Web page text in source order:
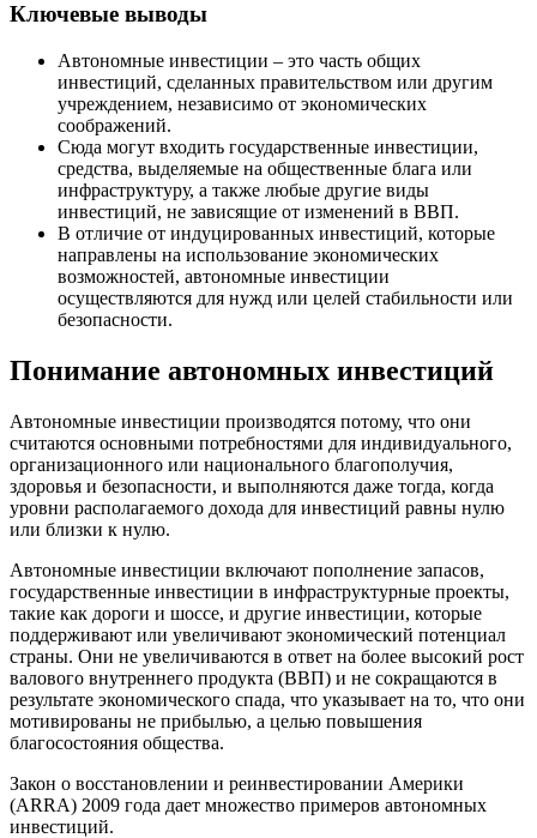
Ключевые выводы
Автономные инвестиции – это часть общих
инвестиций, сделанных правительством или другим
учреждением, независимо от экономических
соображений.
Сюда могут входить государственные инвестиции,
средства, выделяемые на общественные блага или
инфраструктуру, а также любые другие виды
инвестиций, не зависящие от изменений в ВВП.
В отличие от индуцированных инвестиций, которые
направлены на использование экономических
возможностей, автономные инвестиции
осуществляются для нужд или целей стабильности или
безопасности.
Понимание автономных инвестиций
Автономные инвестиции производятся потому, что они
считаются основными потребностями для индивидуального,
организационного или национального благополучия,
здоровья и безопасности, и выполняются даже тогда, когда
уровни располагаемого дохода для инвестиций равны нулю
или близки к нулю.
Автономные инвестиции включают пополнение запасов,
государственные инвестиции в инфраструктурные проекты,
такие как дороги и шоссе, и другие инвестиции, которые
поддерживают или увеличивают экономический потенциал
страны. Они не увеличиваются в ответ на более высокий рост
валового внутреннего продукта (ВВП) и не сокращаются в
результате экономического спада, что указывает на то, что они
мотивированы не прибылью, а целью повышения
благосостояния общества.
Закон о восстановлении и реинвестировании Америки
(ARRA) 2009 года дает множество примеров автономных
инвестиций.